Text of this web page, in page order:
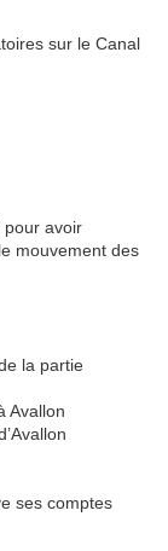
sur le Canal
pour avoir
mouvement des
la partie
Avallon
ses comptes